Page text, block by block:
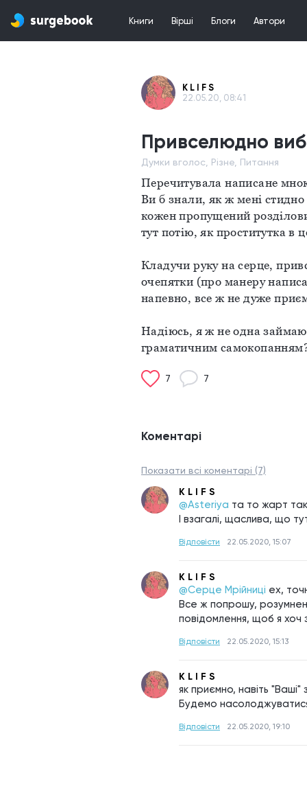
Книги Вірші Блоги Автори
K L I F S
22.05.20, 08:41
Привселюдно
Думки вголос, Різне, Питання
Перечитувала написане
Ви б знали, як ж мені
кожен пропущений
тут потію, як проститутка в
Кладучи руку на серце,
очепятки (про манеру
напевно, все ж не дуже
Надіюсь, я ж не одна
граматичним
7 7
Коментарі
Показати всі коментарі (7)
K L I F S
@Asteriya та то жарт
І взагалі, щаслива, що
Відповісти 22.05.2020, 15:07
K L I F S
@Серце Мрійниці ех,
Все ж попрошу,
повідомлення, щоб я хоч
Відповісти 22.05.2020, 15:13
K L I F S
як приємно, навіть "Ваші"
Будемо
Відповісти 22.05.2020, 19:10